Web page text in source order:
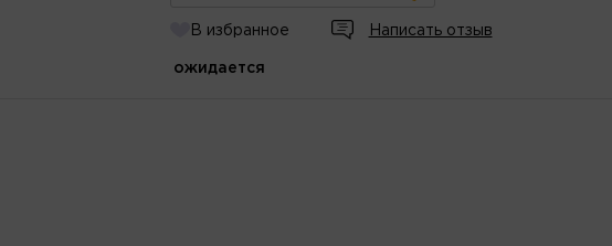
В избранное Написать отзыв
ожидается